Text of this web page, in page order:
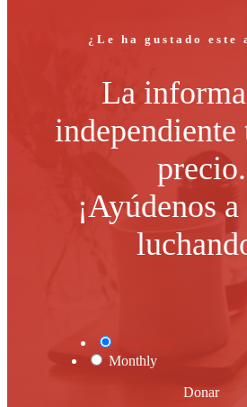
¿Le ha gustado este
La
independiente
precio.
¡Ayúdenos
Monthly
Donar